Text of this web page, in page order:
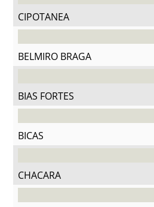
CIPOTANEA
BELMIRO BRAGA
BIAS FORTES
BICAS
CHACARA